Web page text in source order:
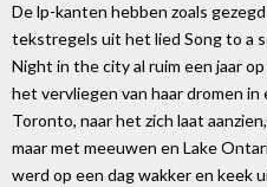
De lp-kanten hebben zoals
tekstregels uit het lied Song to a
Night in the city al ruim een jaar
het vervliegen van haar dromen
Toronto, naar het zich laat
maar met meeuwen en Lake
werd op een dag wakker en keek